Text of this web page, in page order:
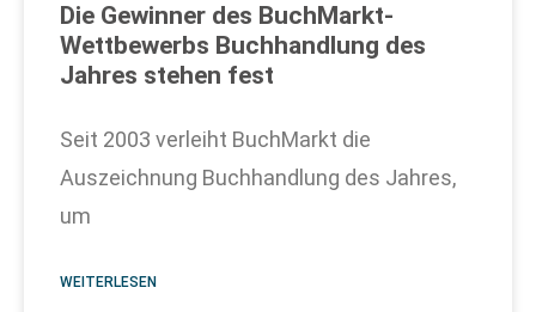
Die Gewinner des BuchMarkt-
Wettbewerbs Buchhandlung des
Jahres stehen fest
Seit 2003 verleiht BuchMarkt die
Auszeichnung Buchhandlung des Jahres,
um
WEITERLESEN